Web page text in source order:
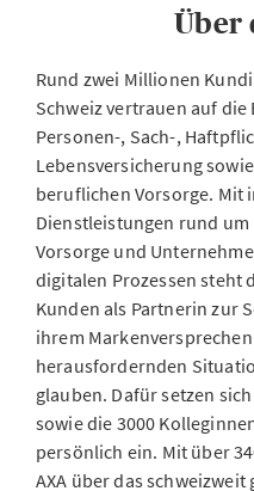
Über
Rund zwei Millionen
Schweiz vertrauen auf die
Personen-, Sach-,
Lebensversicherung
beruflichen Vorsorge. Mit
Dienstleistungen rund
Vorsorge und
digitalen Prozessen steht
Kunden als Partnerin zur
ihrem Markenversprechen
herausfordernden
glauben. Dafür setzen
sowie die 3000
persönlich ein. Mit über
AXA über das